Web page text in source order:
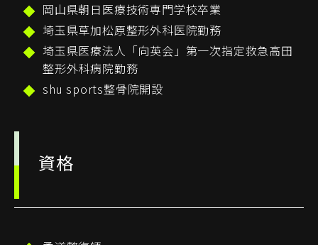
岡山県朝日医療技術専門学校卒業
埼玉県草加松原整形外科医院勤務
埼玉県医療法人「向英会」第一次指定救急高田
整形外科病院勤務
shu sports整骨院開設
資格